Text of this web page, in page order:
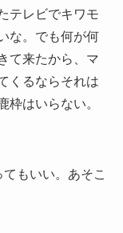
テレビでキワモ
な。でも何が何
て来たから、マ
くるならそれは
枠はいらない。
もいい。あそこ